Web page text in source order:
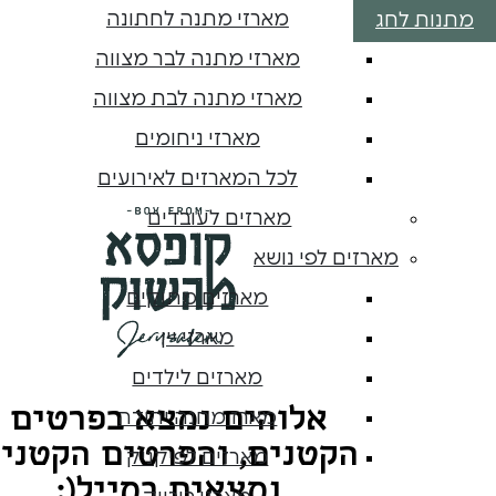
מארזי מתנה לחתונה
מארזי מתנה לבר מצווה
מארזי מתנה לבת מצווה
מארזי ניחומים
לכל המארזים לאירועים
מארזים לעובדים
מארזים לפי נושא
מארזים מתוקים
מארזי יין
מארזים לילדים
מארז מחנה יהודה
מארזים לפיקניק
אלוהים נמצא בפרטים
הקטנים, והפרטים
מתנות לחג